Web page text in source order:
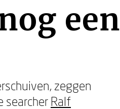
een
zeggen
searcher Ralf